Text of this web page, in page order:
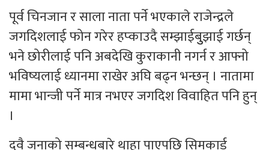
पूर्व चिनजान र साला नाता पर्ने भएकाले राजेन्द्रले
जगदिशलाई फोन गरेर हप्काउदै सम्झाईबुुझाई गर्छन्
भने छोरीलाई पनि अबदेखि कुराकानी नगर्न र आफ्नो
भविष्यलाई ध्यानमा राखेर अघि बढ्न भन्छन् । नातामा
मामा भान्जी पर्ने मात्र नभएर जगदिश विवाहित पनि हुन्
।